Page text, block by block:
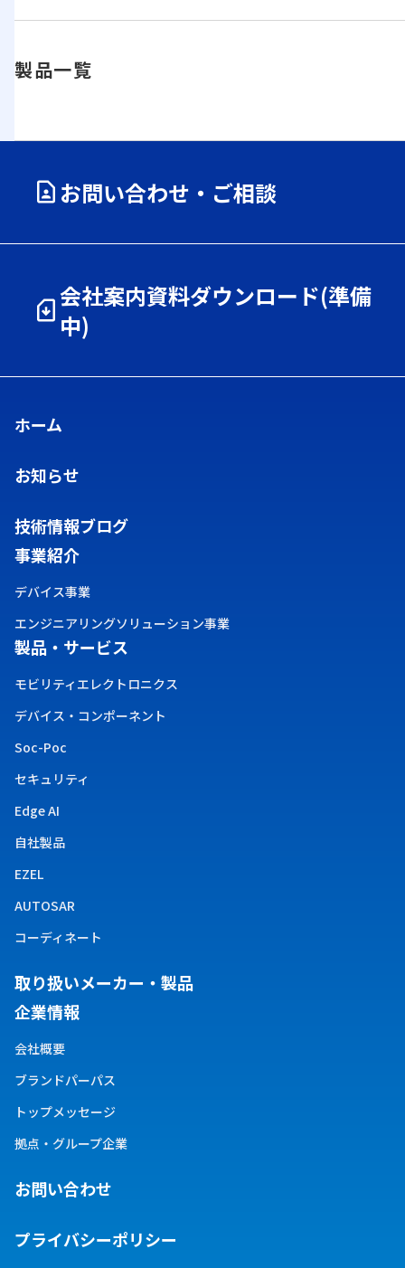
製品一覧
お問い合わせ・ご相談
会社案内資料ダウンロード(準備
中)
ホーム
お知らせ
技術情報ブログ
事業紹介
デバイス事業
エンジニアリングソリューション事業
製品・サービス
モビリティエレクトロニクス
デバイス・コンポーネント
Soc-Poc
セキュリティ
Edge AI
自社製品
EZEL
AUTOSAR
コーディネート
取り扱い​メーカー・製品
企業情報
会社概要
ブランドパーパス
トップメッセージ
拠点・グループ企業
お問い合わせ
プライバシーポリシー